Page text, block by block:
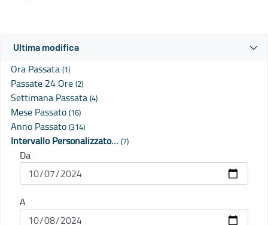
Ultima modifica
Ora Passata (1)
Passate 24 Ore (2)
Settimana Passata (4)
Mese Passato (16)
Anno Passato (314)
Intervallo Personalizzato… (7)
Da
A